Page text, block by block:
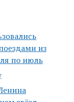
из
по июль